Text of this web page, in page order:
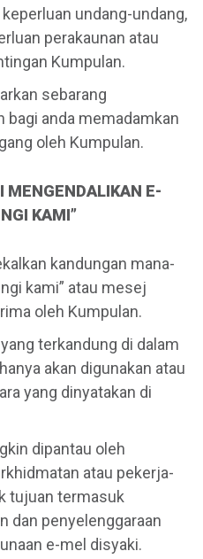
undang-undang,
perakaunan atau
Kumpulan.
sebarang
bagi anda memadamkan
oleh Kumpulan.
MENGENDALIKAN E-
KAMI”
kandungan mana-
kami” atau mesej
oleh Kumpulan.
terkandung di dalam
akan digunakan atau
yang dinyatakan di
dipantau oleh
atau pekerja-
tujuan termasuk
dan penyelenggaraan
e-mel disyaki.